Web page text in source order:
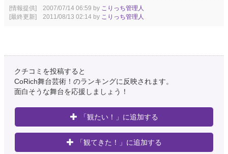
[情報提供] 2007/07/14 06:59 by こりっち管理人
[最終更新] 2011/08/13 02:14 by こりっち管理人
クチコミを投稿すると
CoRich舞台芸術！のランキングに反映されます。
面白そうな舞台を応援しましょう！
「観たい！」に追加する
「観てきた！」に追加する